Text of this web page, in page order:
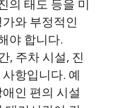
의 태도 등을 미
와 부정적인
야 합니다.
, 주차 시설, 진
항입니다. 예
인 편의 시설